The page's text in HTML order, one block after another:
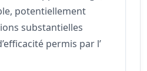
potentiellement
substantielles
permis par l’